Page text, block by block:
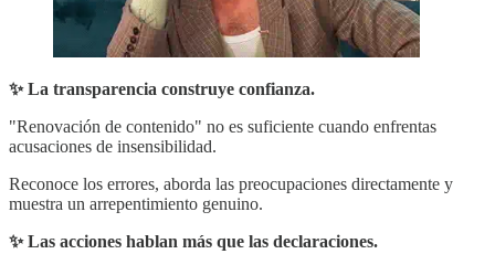
✨ La transparencia construye confianza.
"Renovación de contenido" no es suficiente cuando enfrentas
acusaciones de insensibilidad.
Reconoce los errores, aborda las preocupaciones directamente y
muestra un arrepentimiento genuino.
✨ Las acciones hablan más que las declaraciones.